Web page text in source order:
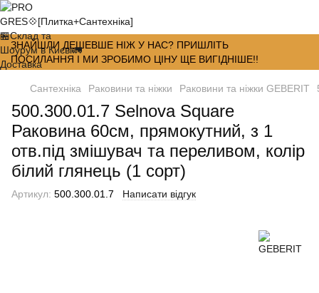
ЗНАЙШЛИ ДЕШЕВШЕ НІЖ У НАС? ПРИШЛІТЬ
ПОСИЛАННЯ І МИ ЗРОБИМО ЦІНУ ЩЕ ВИГІДНІШЕ!!
Сантехніка Раковини та ніжки Раковини та ніжки GEBERIT
500.300.01.7 Selnova Square
Раковина 60см, прямокутний, з 1
отв.під змішувач та переливом, колір
білий глянець (1 сорт)
Артикул: 500.300.01.7 Написати відгук